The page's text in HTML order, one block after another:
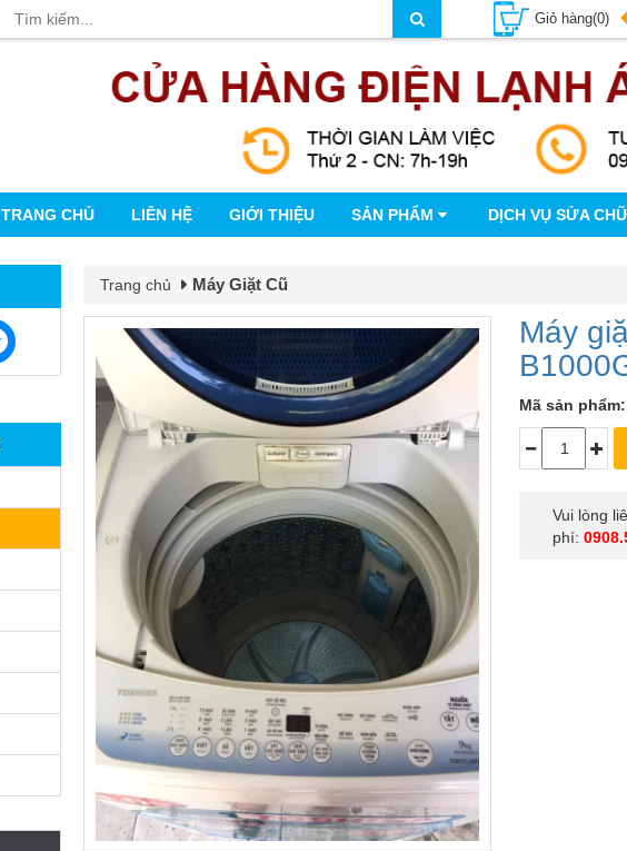
Giỏ hàng(0)
TRANG CHỦ LIÊN HỆ GIỚI THIỆU SẢN PHẨM DỊCH VỤ SỬA
Trang chủ Máy Giặt Cũ
Máy
Mã sản phẩm:
Vui lòng
phí: